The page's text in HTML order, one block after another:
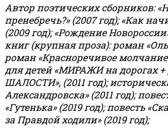
Автор поэтических сборников:
пренебречь?» (2007 год); «Как
(2009 год); «Рождение
книг (крупная проза): роман
роман «Красноречивое
для детей «МИРАЖИ на дорогах +
ШАЛОСТИ», (2011 год);
Александровска» (2011 год);
«Гутенька» (2019 год); повесть
за Правдой ходили» (2019 год);